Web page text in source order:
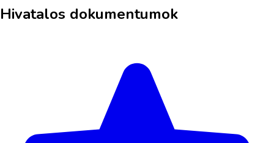
Hivatalos dokumentumok